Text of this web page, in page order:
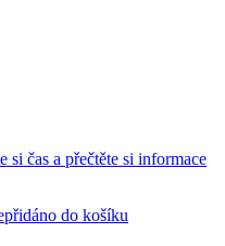
čas a přečtěte si informace
do košíku